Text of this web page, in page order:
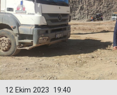
19:40
12 Ekim 2023